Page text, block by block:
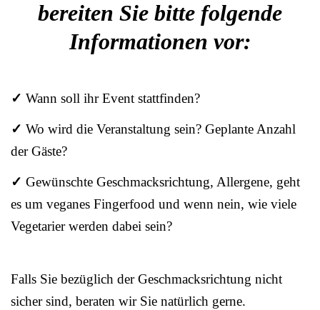
bereiten Sie bitte folgende
Informationen vor:
✓ Wann soll ihr Event stattfinden?
✓ Wo wird die Veranstaltung sein? Geplante Anzahl
der Gäste?
✓ Gewünschte Geschmacksrichtung, Allergene, geht
es um veganes Fingerfood und wenn nein, wie viele
Vegetarier werden dabei sein?
Falls Sie bezüglich der Geschmacksrichtung nicht
sicher sind, beraten wir Sie natürlich gerne.